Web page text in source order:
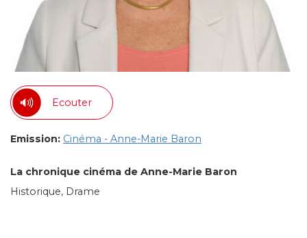
Ecouter
Emission: Cinéma - Anne-Marie Baron
La chronique cinéma de Anne-Marie Baron
Historique, Drame